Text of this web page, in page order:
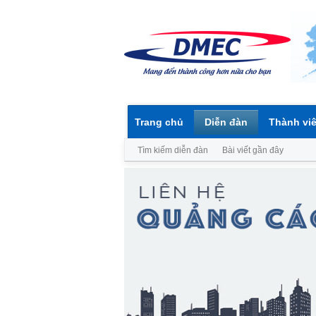
Trang chủ Diễn đàn
Tìm kiếm diễn đàn Bài viết gần đây
Thành